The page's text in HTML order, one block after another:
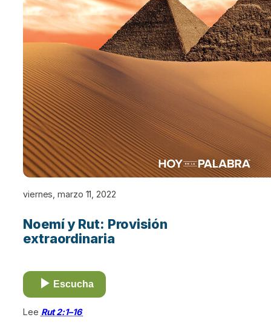
viernes, marzo 11, 2022
Noemí y Rut: Provisión
extraordinaria
Escucha
Lee Rut 2:1–16